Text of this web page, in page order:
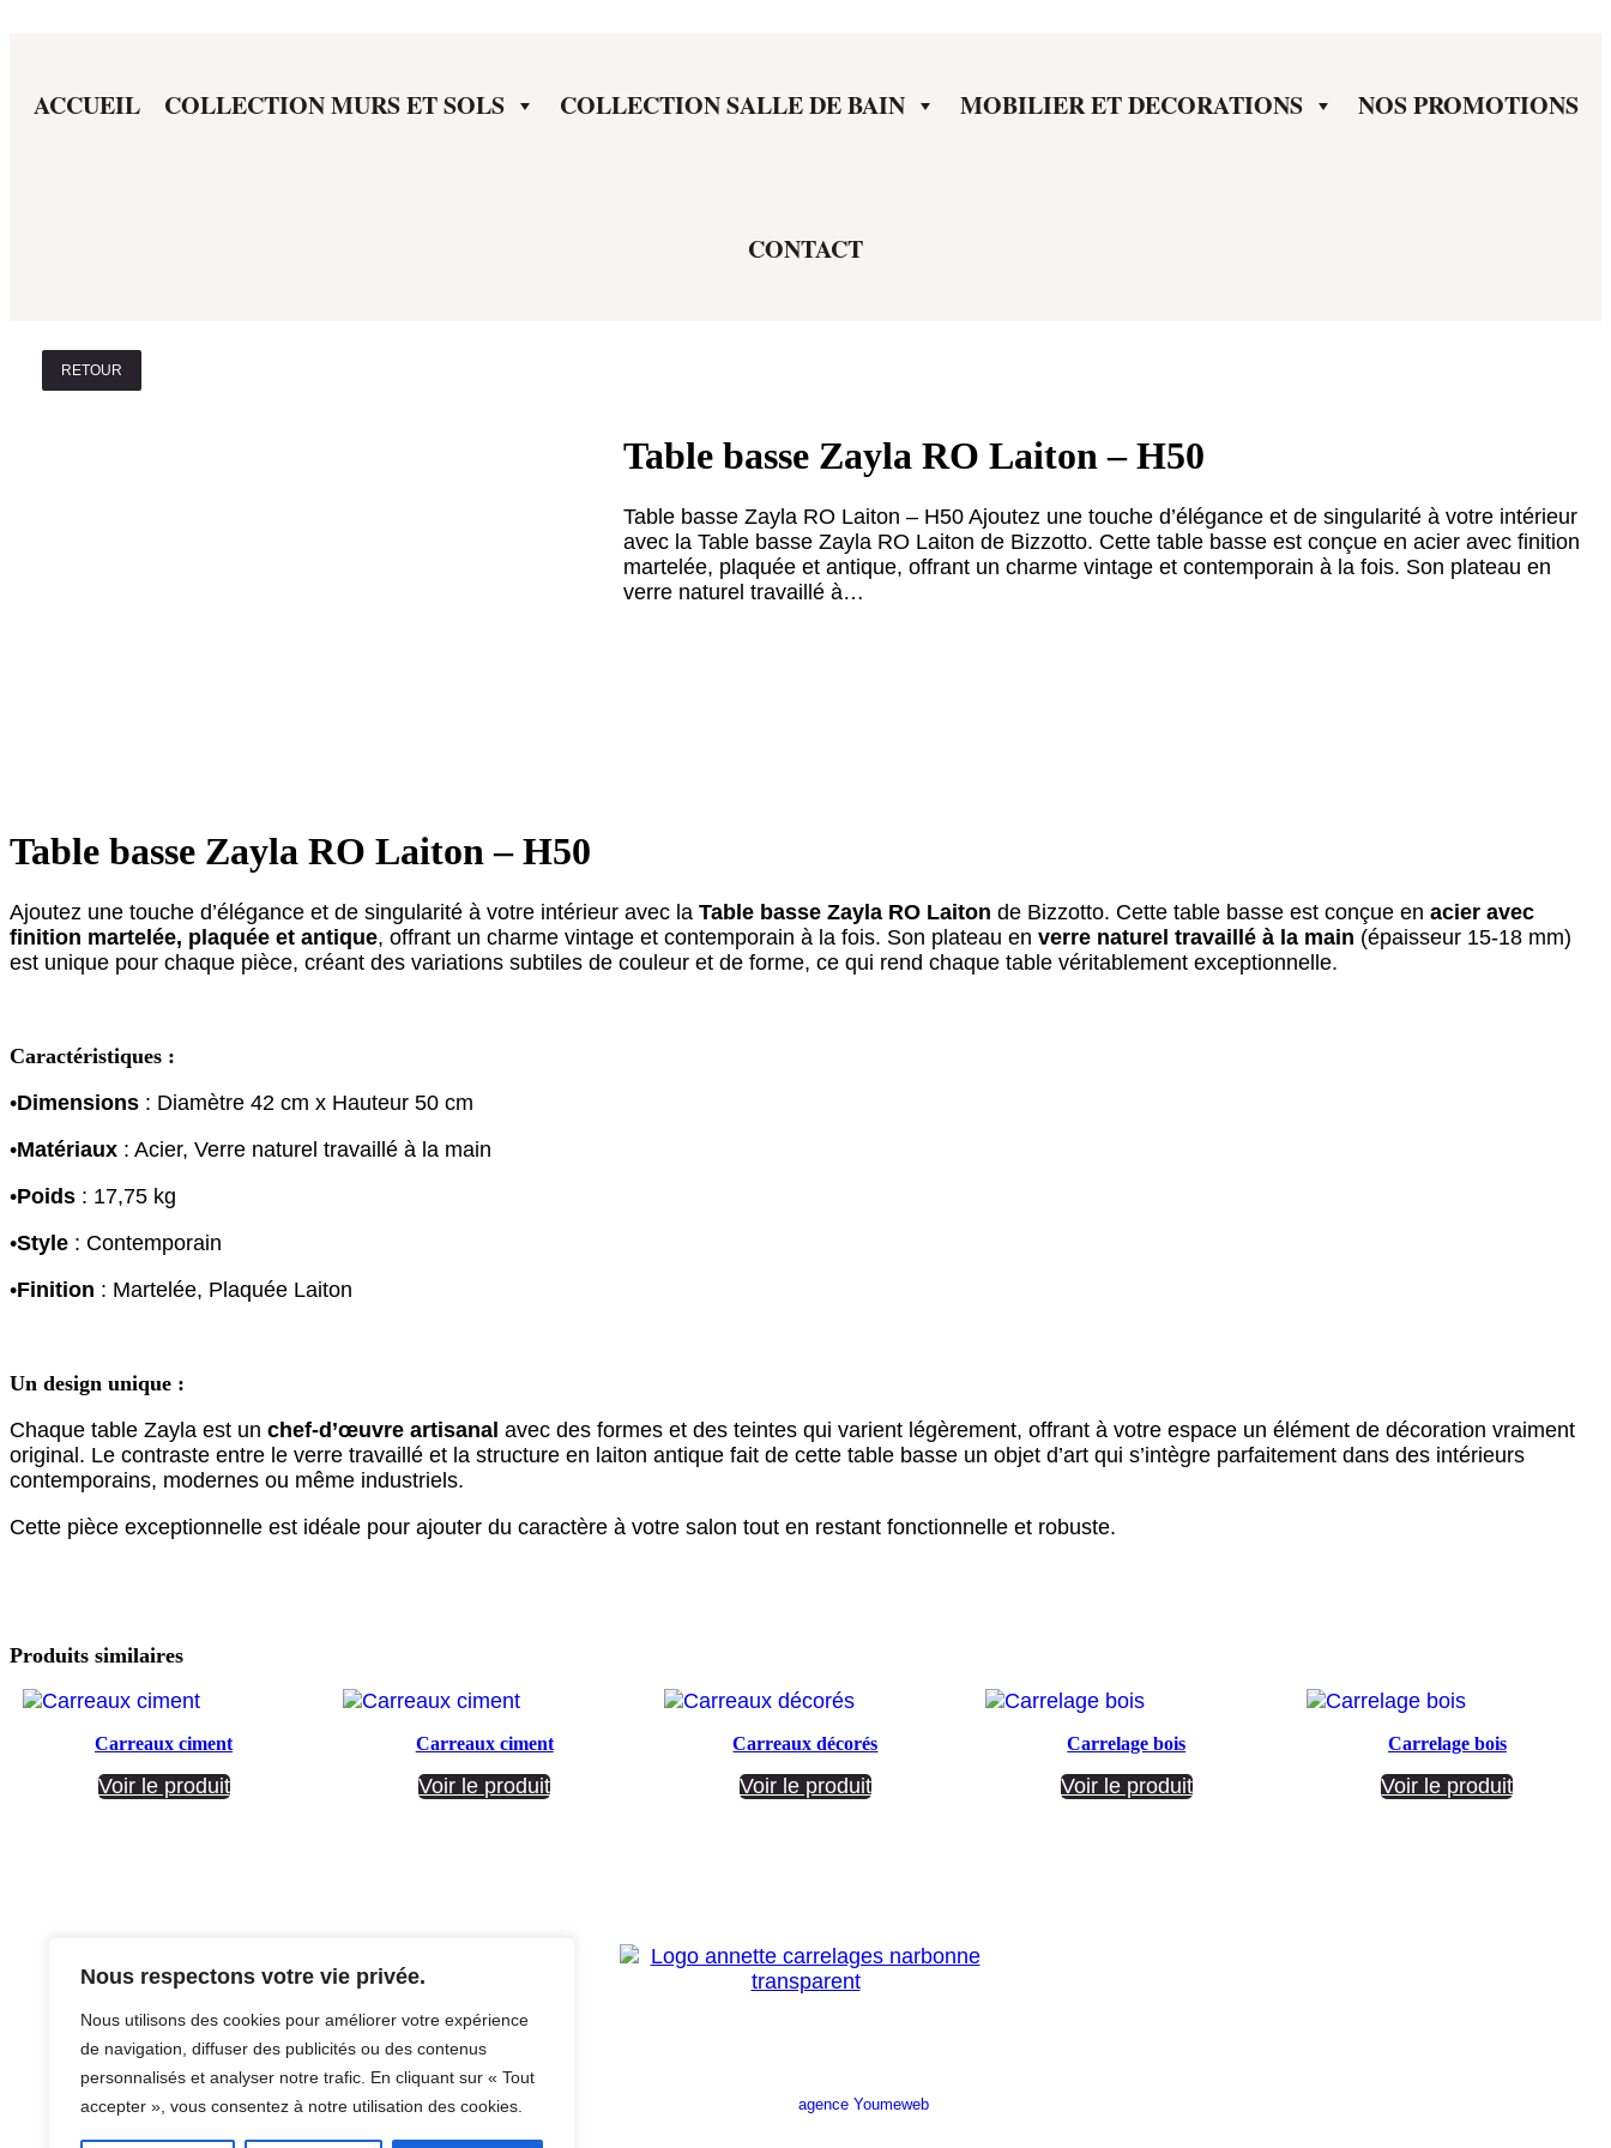
Nous respectons votre vie privée.
Nous utilisons des cookies pour améliorer votre expérience
de navigation, diffuser des publicités ou des contenus
personnalisés et analyser notre trafic. En cliquant sur « Tout
accepter », vous consentez à notre utilisation des cookies.
ACCUEIL COLLECTION MURS ET SOLS COLLECTION SALLE DE BAIN MOBILIER ET DECORATIONS NOS PROMOTIONS
CONTACT
RETOUR
Table basse Zayla RO Laiton – H50
Table basse Zayla RO Laiton – H50 Ajoutez une touche d’élégance et de singularité à votre intérieur
avec la Table basse Zayla RO Laiton de Bizzotto. Cette table basse est conçue en acier avec finition
martelée, plaquée et antique, offrant un charme vintage et contemporain à la fois. Son plateau en
verre naturel travaillé à…
Table basse Zayla RO Laiton – H50
Ajoutez une touche d’élégance et de singularité à votre intérieur avec la Table basse Zayla RO Laiton de Bizzotto. Cette table basse est conçue en acier avec
finition martelée, plaquée et antique, offrant un charme vintage et contemporain à la fois. Son plateau en verre naturel travaillé à la main (épaisseur 15-18 mm)
est unique pour chaque pièce, créant des variations subtiles de couleur et de forme, ce qui rend chaque table véritablement exceptionnelle.
Caractéristiques :
•Dimensions : Diamètre 42 cm x Hauteur 50 cm
•Matériaux : Acier, Verre naturel travaillé à la main
•Poids : 17,75 kg
•Style : Contemporain
•Finition : Martelée, Plaquée Laiton
Un design unique :
Chaque table Zayla est un chef-d’œuvre artisanal avec des formes et des teintes qui varient légèrement, offrant à votre espace un élément de décoration vraiment
original. Le contraste entre le verre travaillé et la structure en laiton antique fait de cette table basse un objet d’art qui s’intègre parfaitement dans des intérieurs
contemporains, modernes ou même industriels.
Cette pièce exceptionnelle est idéale pour ajouter du caractère à votre salon tout en restant fonctionnelle et robuste.
Produits similaires
Carreaux ciment
Voir le produit
Carreaux ciment
Voir le produit
Carreaux décorés
Voir le produit
Carrelage bois
Voir le produit
Carrelage bois
Voir le produit
Facebook
Instagram
agence Youmeweb